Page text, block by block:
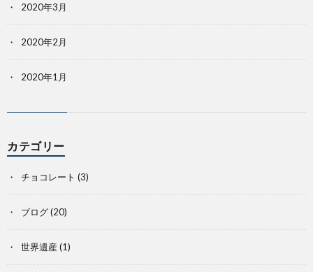
2020年3月
2020年2月
2020年1月
カテゴリー
チョコレート (3)
ブログ(20)
世界遺産 (1)